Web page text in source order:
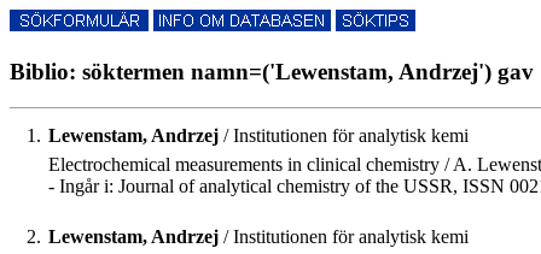
Biblio: söktermen namn=('Lewenstam, Andrzej')
1. Lewenstam, Andrzej / Institutionen för analytisk kemi
Electrochemical measurements in clinical chemistry / A.
- Ingår i: Journal of analytical chemistry of the USSR, ISSN
2. Lewenstam, Andrzej / Institutionen för analytisk kemi